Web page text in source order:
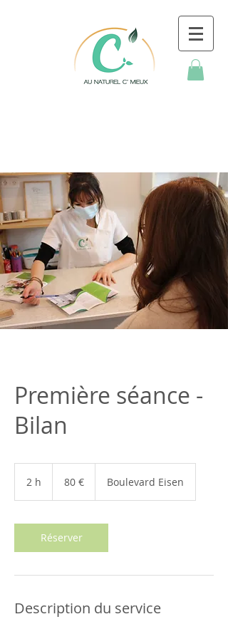
Première séance -
Bilan
2 h 80 € Boulevard Eisen
Réserver
Description du service